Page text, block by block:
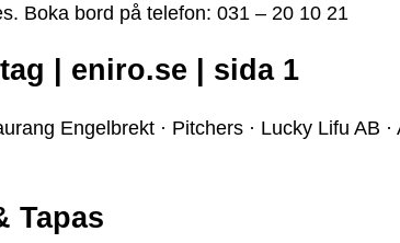
Boka bord på telefon: 031 – 20 10 21
| eniro.se | sida 1
Engelbrekt · Pitchers · Lucky Lifu AB ·
Tapas